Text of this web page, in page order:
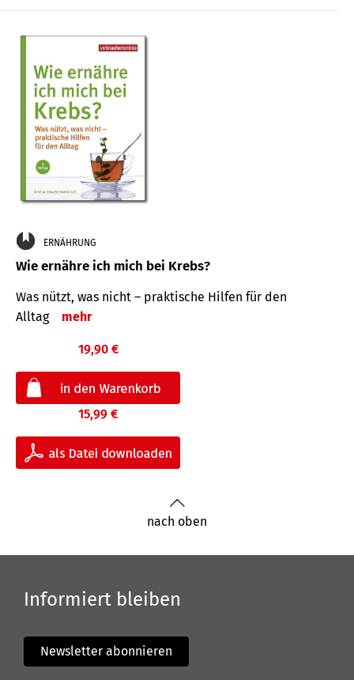
ERNÄHRUNG
Wie ernähre ich mich bei Krebs?
Was nützt, was nicht – praktische Hilfen für den
Alltag
mehr
19,90 €
15,99 €
nach oben
Informiert bleiben
Newsletter abonnieren